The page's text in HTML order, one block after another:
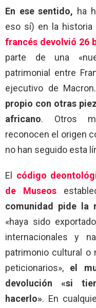
En ese sentido, ha
eso sí) en la historia
francés devolvió 26
parte de una
patrimonial entre
ejecutivo de Macron.
propio con otras
africano. Otros
reconocen el origen
no han seguido esta
El código
de Museos
comunidad pide la
«haya sido
internacionales y
patrimonio cultural o
peticionarios», el
devolución «si
hacerlo». En